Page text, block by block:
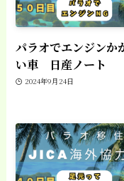
パラオでエンジンか
い車 日産ノート
2024年9月24日